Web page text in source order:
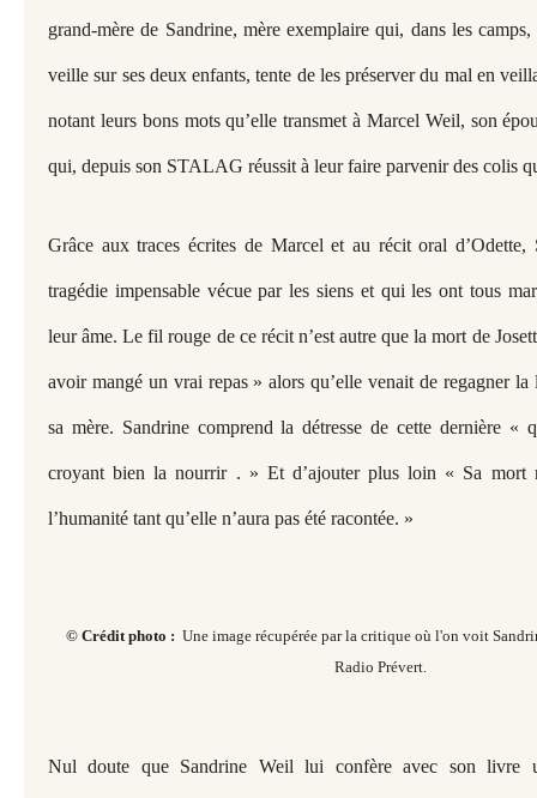
grand-mère de Sandrine, mère exemplaire qui, dans les
veille sur ses deux enfants, tente de les préserver du mal en
notant leurs bons mots qu’elle transmet à Marcel Weil, son
qui, depuis son STALAG réussit à leur faire parvenir des colis
Grâce aux traces écrites de Marcel et au récit oral d’Odette,
tragédie impensable vécue par les siens et qui les ont tous
leur âme. Le fil rouge de ce récit n’est autre que la mort de
avoir mangé un vrai repas » alors qu’elle venait de regagner la
sa mère. Sandrine comprend la détresse de cette dernière
croyant bien la nourrir . » Et d’ajouter plus loin « Sa mort
l’humanité tant qu’elle n’aura pas été racontée. »
© Crédit photo : Une image récupérée par la critique où l'on voit
Radio Prévert.
Nul doute que Sandrine Weil lui confère avec son livre